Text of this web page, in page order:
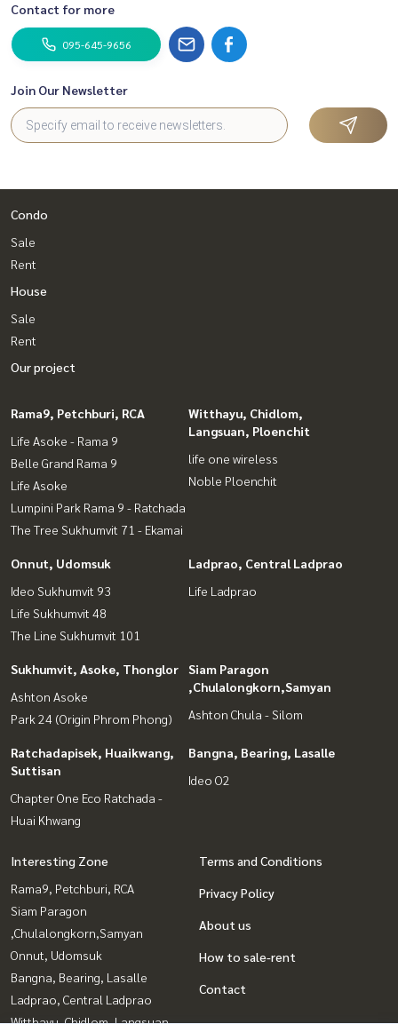
Contact for more
095-645-9656
Join Our Newsletter
Condo
Sale
Rent
House
Sale
Rent
Our project
Rama9, Petchburi, RCA
Life Asoke - Rama 9
Belle Grand Rama 9
Life Asoke
Lumpini Park Rama 9 - Ratchada
The Tree Sukhumvit 71 - Ekamai
Witthayu, Chidlom,
Langsuan, Ploenchit
life one wireless
Noble Ploenchit
Onnut, Udomsuk
Ideo Sukhumvit 93
Life Sukhumvit 48
The Line Sukhumvit 101
Ladprao, Central Ladprao
Life Ladprao
Sukhumvit, Asoke, Thonglor
Ashton Asoke
Park 24 (Origin Phrom Phong)
Siam Paragon
,Chulalongkorn,Samyan
Ashton Chula - Silom
Ratchadapisek, Huaikwang,
Suttisan
Chapter One Eco Ratchada -
Huai Khwang
Bangna, Bearing, Lasalle
Ideo O2
Interesting Zone
Rama9, Petchburi, RCA
Siam Paragon
,Chulalongkorn,Samyan
Onnut, Udomsuk
Bangna, Bearing, Lasalle
Ladprao, Central Ladprao
Terms and Conditions
Privacy Policy
About us
How to sale-rent
Contact